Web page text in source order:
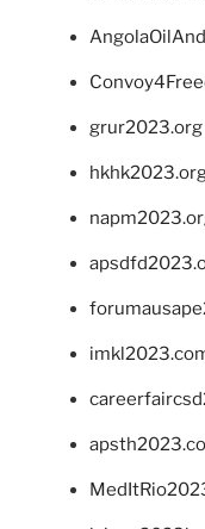
grur2023.org